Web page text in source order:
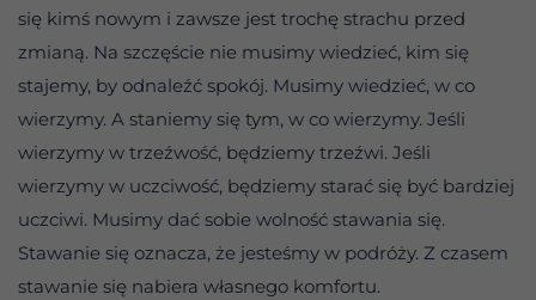
się kimś nowym i zawsze jest trochę strachu przed
zmianą. Na szczęście nie musimy wiedzieć, kim się
stajemy, by odnaleźć spokój. Musimy wiedzieć, w co
wierzymy. A staniemy się tym, w co wierzymy. Jeśli
wierzymy w trzeźwość, będziemy trzeźwi. Jeśli
wierzymy w uczciwość, będziemy starać się być bardziej
uczciwi. Musimy dać sobie wolność stawania się.
Stawanie się oznacza, że jesteśmy w podróży. Z czasem
stawanie się nabiera własnego komfortu.